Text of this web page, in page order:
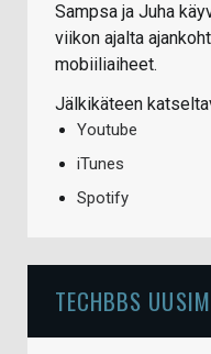
Sampsa ja Juha
viikon ajalta
mobiiliaiheet.
Jälkikäteen
Youtube
iTunes
Spotify
TECHBBS